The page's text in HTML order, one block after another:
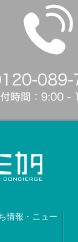
情報・ニュー